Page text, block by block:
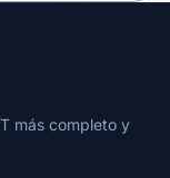
más completo y